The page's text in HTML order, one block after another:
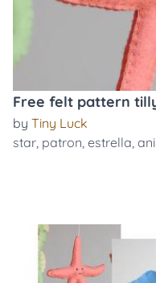
Free felt pattern
by Tiny Luck
star, patron, estrella,